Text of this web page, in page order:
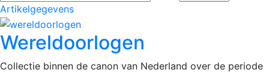
Artikelgegevens
Wereldoorlogen
Collectie binnen de canon van Nederland over de periode